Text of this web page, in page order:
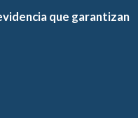
que garantizan